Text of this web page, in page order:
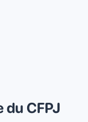
CFPJ